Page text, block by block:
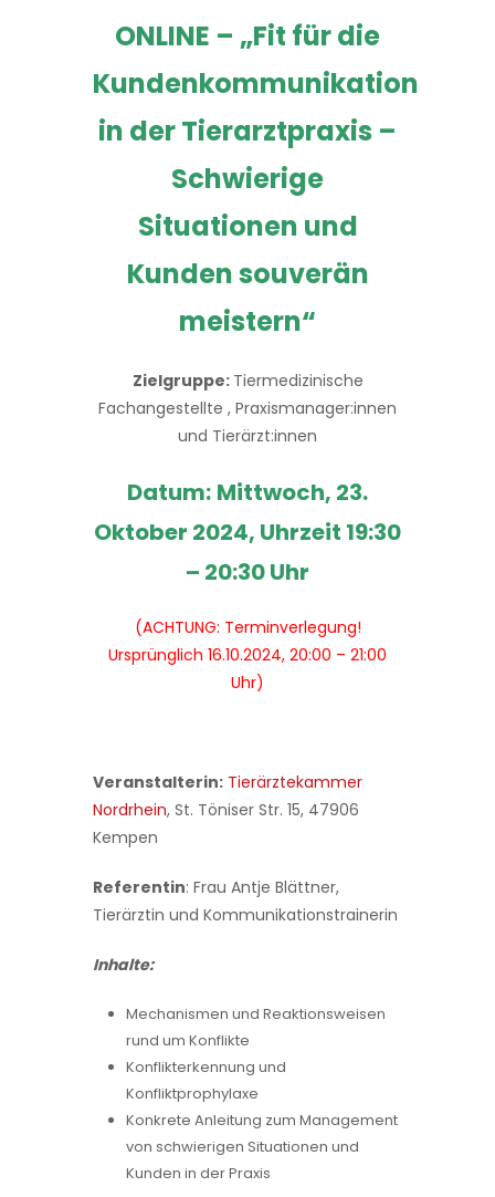
ONLINE – „Fit für die
Kundenkommunikation
in der Tierarztpraxis –
Schwierige
Situationen und
Kunden souverän
meistern“
Zielgruppe: Tiermedizinische
Fachangestellte , Praxismanager:innen
und Tierärzt:innen
Datum: Mittwoch, 23.
Oktober 2024, Uhrzeit 19:30
– 20:30 Uhr
(ACHTUNG: Terminverlegung!
Ursprünglich 16.10.2024, 20:00 – 21:00
Uhr)
Veranstalterin: Tierärztekammer
Nordrhein, St. Töniser Str. 15, 47906
Kempen
Referentin: Frau Antje Blättner,
Tierärztin und Kommunikationstrainerin
Inhalte:
Mechanismen und Reaktionsweisen
rund um Konflikte
Konflikterkennung und
Konfliktprophylaxe
Konkrete Anleitung zum Management
von schwierigen Situationen und
Kunden in der Praxis